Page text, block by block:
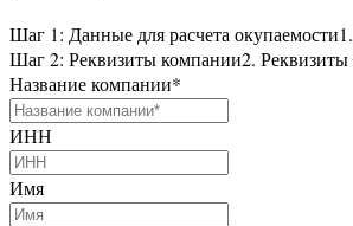
Шаг 1: Данные для расчета окупаемости
Шаг 2: Реквизиты компании2.
Название компании*
ИНН
Имя